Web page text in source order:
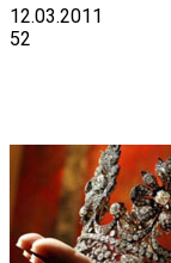
12.03.2011
52